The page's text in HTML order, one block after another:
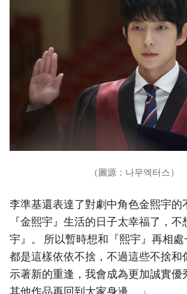
（圖源：나무엑터스）
李準基還表達了對劇中角色金熙宇的
『金熙宇』生活的日子太幸福了，不
宇』。 所以暫時想和『熙宇』再相處
都是這樣依依不捨，不過這些不捨和
示著新的重逢，我會成為更加誠實優
其他作品再回到大家身邊。 」